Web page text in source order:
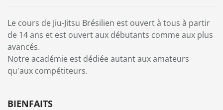
Le cours de Jiu-Jitsu Brésilien est ouvert à tous à partir
de 14 ans et est ouvert aux débutants comme aux plus
avancés.
Notre académie est dédiée autant aux amateurs
qu'aux compétiteurs.
BIENFAITS